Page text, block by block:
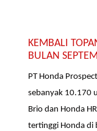
KEMBALI
BULAN
PT Honda
sebanyak 10.170
Brio dan Honda
tertinggi Honda di